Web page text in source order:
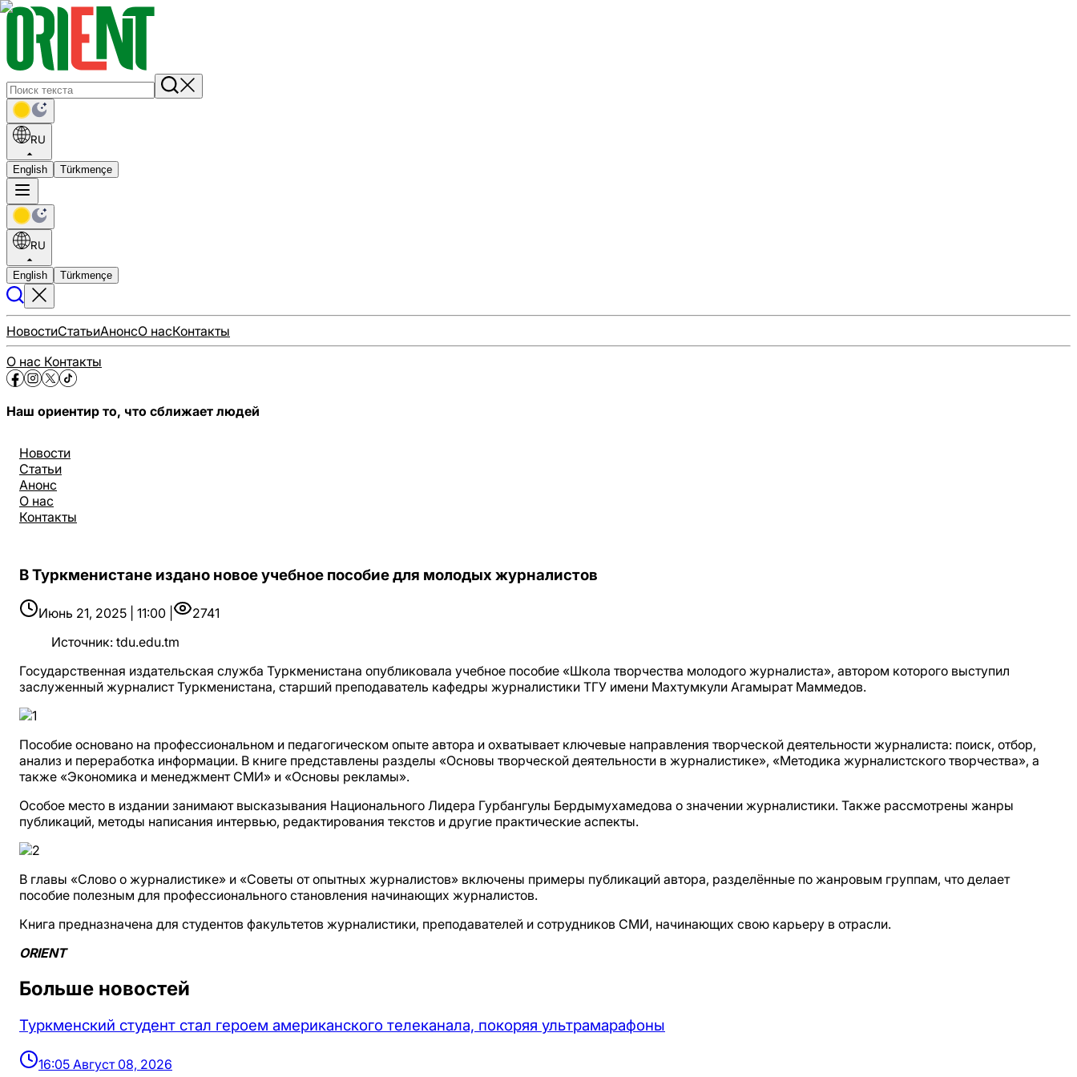
RU
English Türkmençe
RU
English Türkmençe
НовостиСтатьиАнонсО насКонтакты
О нас Контакты
Наш ориентир то, что сближает людей
Новости
Статьи
Анонс
О нас
Контакты
В Туркменистане издано новое учебное пособие для молодых журналистов
Июнь 21, 2025 | 11:00 |
2741
Источник: tdu.edu.tm
Государственная издательская служба Туркменистана опубликовала учебное пособие «Школа творчества молодого журналиста», автором которого выступил
заслуженный журналист Туркменистана, старший преподаватель кафедры журналистики ТГУ имени Махтумкули Агамырат Маммедов.
Пособие основано на профессиональном и педагогическом опыте автора и охватывает ключевые направления творческой деятельности журналиста: поиск, отбор,
анализ и переработка информации. В книге представлены разделы «Основы творческой деятельности в журналистике», «Методика журналистского творчества», а
также «Экономика и менеджмент СМИ» и «Основы рекламы».
Особое место в издании занимают высказывания Национального Лидера Гурбангулы Бердымухамедова о значении журналистики. Также рассмотрены жанры
публикаций, методы написания интервью, редактирования текстов и другие практические аспекты.
В главы «Слово о журналистике» и «Советы от опытных журналистов» включены примеры публикаций автора, разделённые по жанровым группам, что делает
пособие полезным для профессионального становления начинающих журналистов.
Книга предназначена для студентов факультетов журналистики, преподавателей и сотрудников СМИ, начинающих свою карьеру в отрасли.
ORIENT
Больше новостей
Туркменский студент стал героем американского телеканала, покоряя ультрамарафоны
16:05 Август 08, 2026